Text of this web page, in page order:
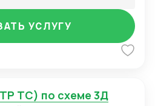
УСЛУГУ
ТС) по схеме 3Д